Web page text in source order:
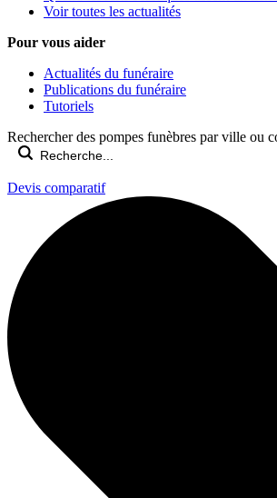
Voir toutes les actualités
Pour vous aider
Actualités du funéraire
Publications du funéraire
Tutoriels
Rechercher des pompes funèbres par ville ou
Devis comparatif